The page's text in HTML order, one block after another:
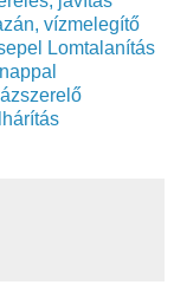
vízmelegítő
Lomtalanítás